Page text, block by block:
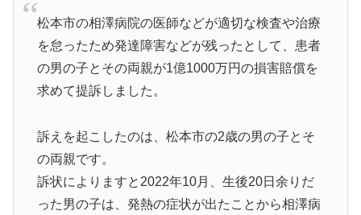
松本市の相澤病院の医師などが適切な検査や治療
を怠ったため発達障害などが残ったとして、患者
の男の子とその両親が1億1000万円の損害賠償を
求めて提訴しました。
訴えを起こしたのは、松本市の2歳の男の子とそ
の両親です。
訴状によりますと2022年10月、生後20日余りだ
った男の子は、発熱の症状が出たことから相澤病